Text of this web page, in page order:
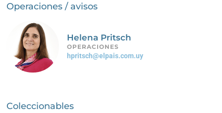
Operaciones / avisos
Helena Pritsch
OPERACIONES
hpritsch@elpais.com.uy
Coleccionables